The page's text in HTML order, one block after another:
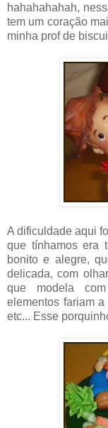
hahahahahah,
tem um coração
minha prof de
A dificuldade aqui
que tínhamos era
bonito e alegre,
delicada, com
que modela
elementos fariam
etc... Esse